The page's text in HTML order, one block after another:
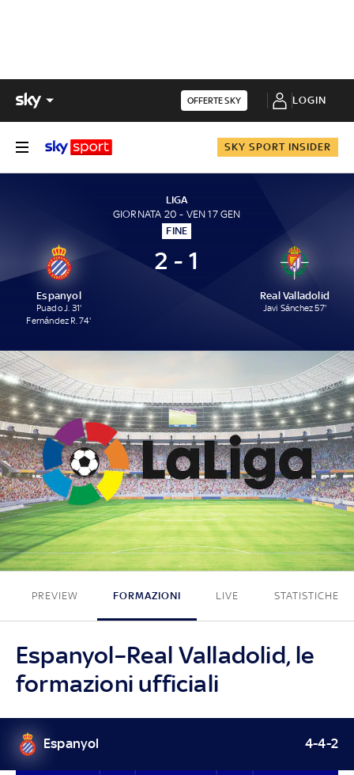
OFFERTE SKY LOGIN
SKY SPORT INSIDER
LIGA
GIORNATA 20 - VEN 17 GEN
FINE
Espanyol
Puado J. 31'
Fernández R. 74'
2 - 1
Real Valladolid
Javi Sánchez 57'
2 - 1
PREVIEW FORMAZIONI LIVE STATISTICHE
Espanyol–Real Valladolid, le
formazioni ufficiali
Espanyol 4-4-2